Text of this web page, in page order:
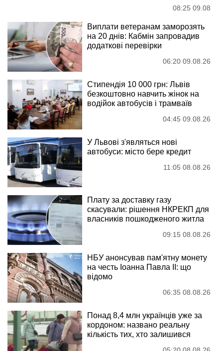
08:25 09.08
Виплати ветеранам заморозять
на 20 днів: Кабмін запровадив
додаткові перевірки
06:20 09.08.26
Стипендія 10 000 грн: Львів
безкоштовно навчить жінок на
водійок автобусів і трамваїв
04:45 09.08.26
У Львові з'являться нові
автобуси: місто бере кредит
11:05 08.08.26
Плату за доставку газу
скасували: рішення НКРЕКП для
власників пошкодженого житла
09:15 08.08.26
НБУ анонсував пам'ятну монету
на честь Іоанна Павла II: що
відомо
06:35 08.08.26
Понад 8,4 млн українців уже за
кордоном: названо реальну
кількість тих, хто залишився